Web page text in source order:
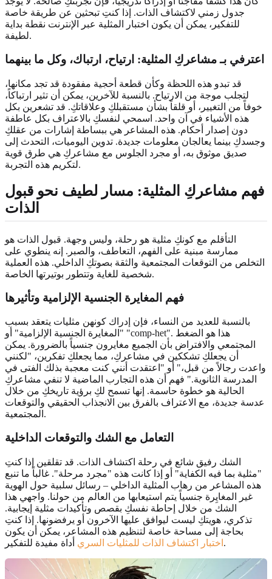
جدول زمني لاكتشاف الذات. إذا كنتِ تبحثين عن طريقة خاصة
للتفكير، يمكن أن يكون اختبار المثلية عبر الإنترنت نقطة بداية
لطيفة.
اعترفي بـمشاعركِ المثلية: ارتياح، ارتباك، وكل ما بينهما
قد تبدو هذه اللحظة وكأن قطعة أحجية مفقودة قد تجد مكانها،
لتجلب موجة من الارتياح. بالنسبة للآخرين، يمكن أن تثير ارتباكاً،
خوفاً من التغيير، أو قلقاً بشأن مستقبلكِ وعلاقاتكِ. قد تشعرين بكل
هذه الأشياء في آن واحد. اسمحي لنفسكِ بالاعتراف بكل عاطفة
دون إصدار أحكام. هذه المشاعر هي ببساطة إشارات من عقلكِ
وجسدكِ بينما يعالجان معلومات جديدة. تدوين اليوميات، التحدث إلى
صديق موثوق به، أو مجرد الجلوس مع مشاعركِ هي طرق قوية
لتكريم هذه التجربة.
فهم مشاعركِ المثلية: مسار لطيف نحو قبول
الذات
التأقلم مع كونكِ مثلية هو رحلة، وليس وجهة. قبول الذات هو
ممارسة مبنية على الفهم، التعاطف، والصبر. إنه ينطوي على
التخلص من التوقعات المجتمعية والثقة بصوتكِ الداخلي. هذه العملية
شخصية للغاية وتتطور بوتيرتها الخاصة.
فهم المغايرة الجنسية الإلزامية وتأثيرها
بالنسبة للعديد من النساء، فإن إدراك كونهن مثليات يتعقد بسبب
"المغايرة الجنسية الإلزامية" أو "comp-het". هذا هو الضغط
المجتمعي والافتراض بأن الجميع مغايرون جنسياً بالضرورة. يمكن
أن يجعلكِ تشككين في مشاعركِ، مما يجعلكِ تفكرين، "لكنني
واعدت رجالاً من قبل،" أو "اعتقدت أنني كنت معجبة بذلك الفتى في
المدرسة الثانوية." فهم أن هذه التجارب الماضية لا تنفي مشاعركِ
الحالية هو خطوة حاسمة. إنها تسمح لكِ برؤية تاريخكِ من خلال
عدسة جديدة، مع الاعتراف بالفرق بين الانجذاب الحقيقي والتوقعات
المجتمعية.
التعامل مع الشك والتوقعات الداخلية
الشك رفيق شائع في رحلة اكتشاف الذات. قد تقلقين إذا كنتِ
"مثلية بما فيه الكفاية" أو إذا كانت هذه "مجرد مرحلة". غالباً ما تنبع
هذه المشاعر من رهاب المثلية الداخلي – رسائل سلبية حول الهوية
غير المغايِرة جنسياً يتم استيعابها من العالم من حولنا. واجهي هذا
الشك من خلال إحاطة نفسكِ بقصص وتأكيدات مثلية إيجابية.
تذكري، هويتكِ ليست ليوافق عليها الآخرون أو يرفضونها. إذا كنتِ
بحاجة إلى مساحة خاصة لتنظيم هذه المشاعر، يمكن أن يكون
اختبار اكتشاف الذات للمثليات السري أداة مفيدة للتفكير.